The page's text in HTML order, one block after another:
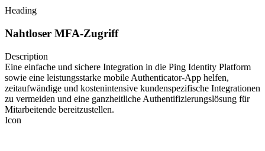
Heading
Nahtloser MFA-Zugriff
Description
Eine einfache und sichere Integration in die Ping Identity Platform
sowie eine leistungsstarke mobile Authenticator-App helfen,
zeitaufwändige und kostenintensive kundenspezifische Integrationen
zu vermeiden und eine ganzheitliche Authentifizierungslösung für
Mitarbeitende bereitzustellen.
Icon